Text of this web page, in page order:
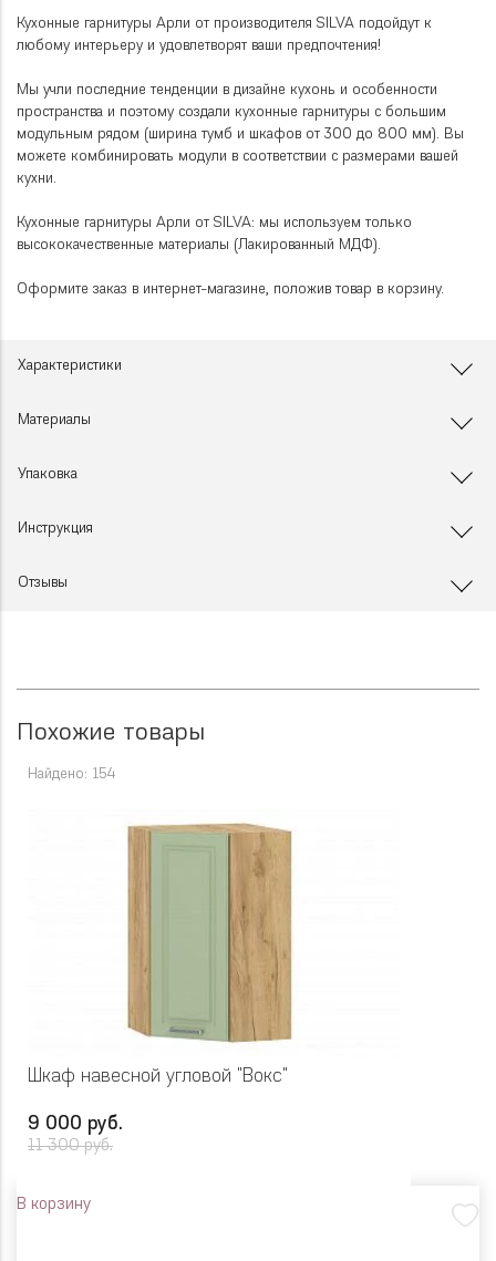
Кухонные гарнитуры Арли от производителя SILVA подойдут к
любому интерьеру и удовлетворят ваши предпочтения!
Мы учли последние тенденции в дизайне кухонь и особенности
пространства и поэтому создали кухонные гарнитуры с большим
модульным рядом (ширина тумб и шкафов от 300 до 800 мм). Вы
можете комбинировать модули в соответствии с размерами вашей
кухни.
Кухонные гарнитуры Арли от SILVA: мы используем только
высококачественные материалы (Лакированный МДФ).
Оформите заказ в интернет-магазине, положив товар в корзину.
Характеристики
Материалы
Упаковка
Инструкция
Отзывы
Похожие товары
Найдено: 154
Шкаф навесной угловой "Вокс"
9 000 руб.
11 300 руб.
В корзину